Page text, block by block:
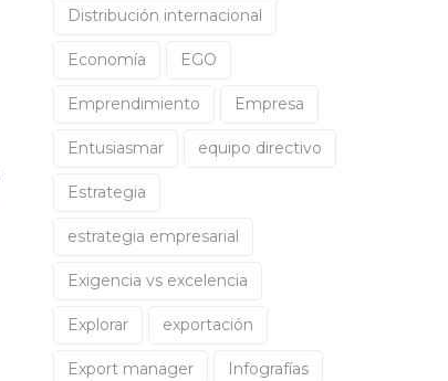
Distribución internacional
Economía EGO
Emprendimiento Empresa
Entusiasmar equipo directivo
Estrategia
estrategia empresarial
Exigencia vs excelencia
Explorar exportación
Export manager Infografías